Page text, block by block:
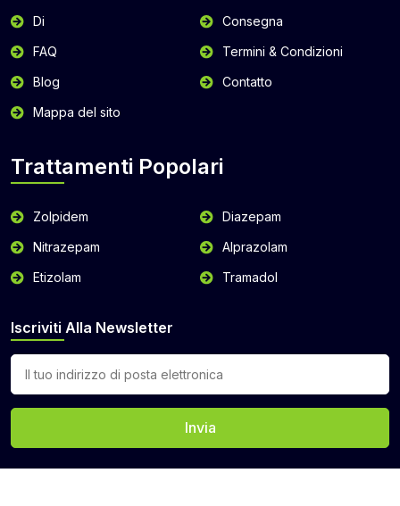
Di
Consegna
FAQ
Termini & Condizioni
Blog
Contatto
Mappa del sito
Trattamenti Popolari
Zolpidem
Diazepam
Nitrazepam
Alprazolam
Etizolam
Tramadol
Iscriviti Alla Newsletter
Invia